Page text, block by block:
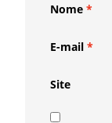
Nome *
E-mail *
Site